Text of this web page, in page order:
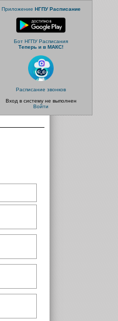
Приложение НГПУ Расписание
Бот НГПУ Расписания
Теперь и в МАКС!
Расписание звонков
Вход в систему не выполнен
Войти